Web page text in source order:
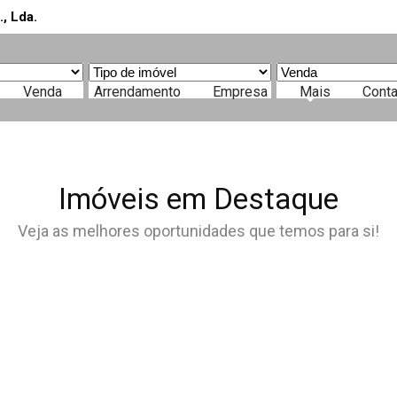
Venda Arrendamento Empresa Mais
aqui a sua
Comprar, Arrendar ou Férias
Imóveis em Destaque
Veja as melhores oportunidades que temos para si!